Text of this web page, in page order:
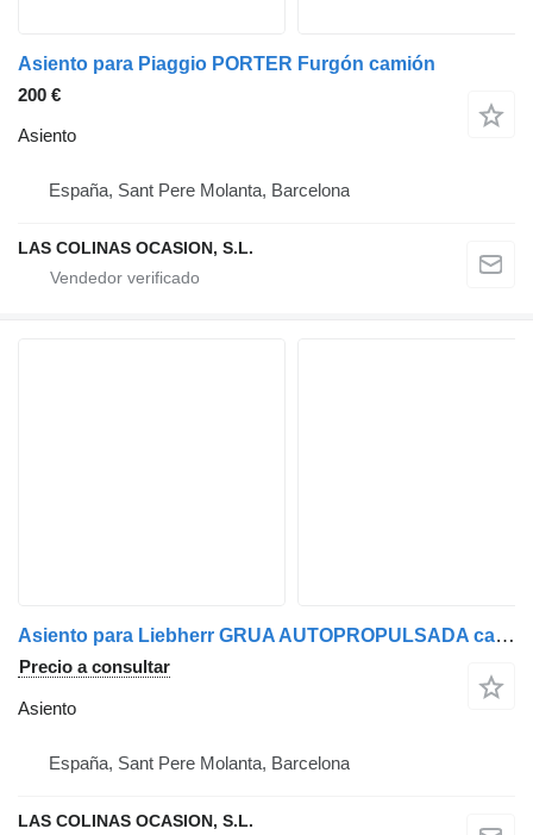
Asiento para Piaggio PORTER Furgón camión
200 €
Asiento
España, Sant Pere Molanta, Barcelona
LAS COLINAS OCASION, S.L.
Asiento para Liebherr GRUA AUTOPROPULSADA camión
Precio a consultar
Asiento
España, Sant Pere Molanta, Barcelona
LAS COLINAS OCASION, S.L.